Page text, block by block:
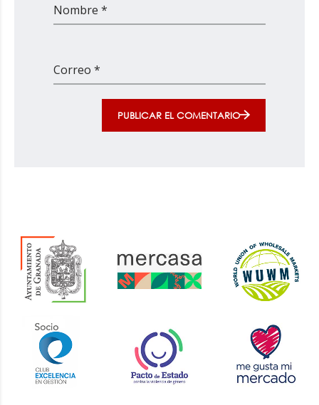
Nombre *
Correo *
PUBLICAR EL COMENTARIO